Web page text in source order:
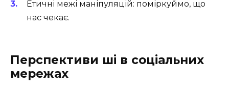
Етичні межі маніпуляцій: поміркуймо, що
нас чекає.
Перспективи ші в соціальних
мережах